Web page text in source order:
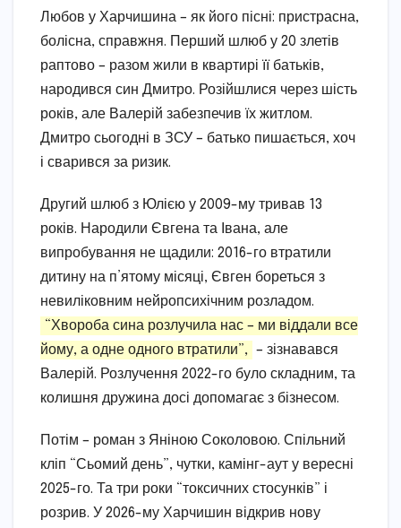
Любов у Харчишина – як його пісні: пристрасна,
болісна, справжня. Перший шлюб у 20 злетів
раптово – разом жили в квартирі її батьків,
народився син Дмитро. Розійшлися через шість
років, але Валерій забезпечив їх житлом.
Дмитро сьогодні в ЗСУ – батько пишається, хоч
і сварився за ризик.
Другий шлюб з Юлією у 2009-му тривав 13
років. Народили Євгена та Івана, але
випробування не щадили: 2016-го втратили
дитину на п’ятому місяці, Євген бореться з
невиліковним нейропсихічним розладом.
“Хвороба сина розлучила нас – ми віддали все
йому, а одне одного втратили”, – зізнавався
Валерій. Розлучення 2022-го було складним, та
колишня дружина досі допомагає з бізнесом.
Потім – роман з Яніною Соколовою. Спільний
кліп “Сьомий день”, чутки, камінг-аут у вересні
2025-го. Та три роки “токсичних стосунків” і
розрив. У 2026-му Харчишин відкрив нову